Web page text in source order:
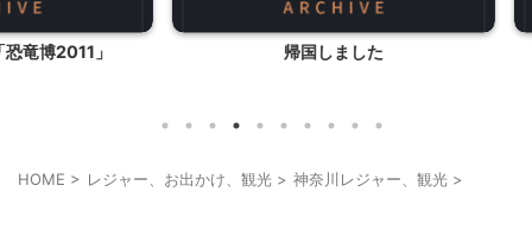
」 帰国しました
HOME > レジャー、お出かけ、観光 > 神奈川レジャー、観光 >